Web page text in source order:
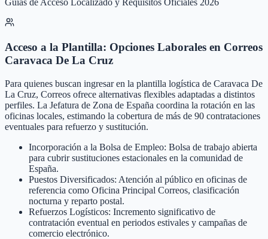
Guías de Acceso Localizado y Requisitos Oficiales 2026
Acceso a la Plantilla: Opciones Laborales en Correos
Caravaca De La Cruz
Para quienes buscan ingresar en la plantilla logística de Caravaca De
La Cruz, Correos ofrece alternativas flexibles adaptadas a distintos
perfiles. La Jefatura de Zona de España coordina la rotación en las
oficinas locales, estimando la cobertura de más de 90 contrataciones
eventuales para refuerzo y sustitución.
Incorporación a la Bolsa de Empleo: Bolsa de trabajo abierta
para cubrir sustituciones estacionales en la comunidad de
España.
Puestos Diversificados: Atención al público en oficinas de
referencia como Oficina Principal Correos, clasificación
nocturna y reparto postal.
Refuerzos Logísticos: Incremento significativo de
contratación eventual en periodos estivales y campañas de
comercio electrónico.